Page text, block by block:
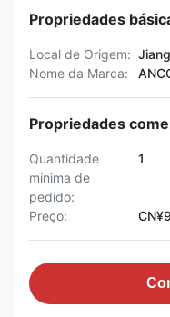
Propriedades
Local de Origem:
Nome da Marca:
Propriedades
Quantidade
mínima de
pedido:
1
Preço: